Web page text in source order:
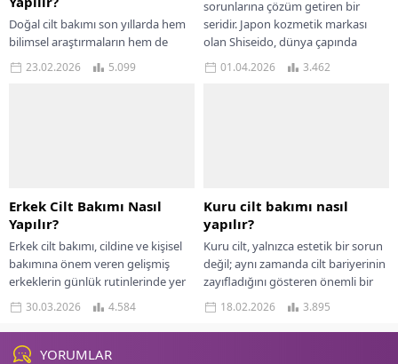
Doğal cilt bakımı son yıllarda hem
bilimsel araştırmaların hem de
kullanıcı deneyimlerinin odağında
yer almaktadır. Özellikle bitkisel
23.02.2026 5.099
sorunlarına çözüm getiren bir
seridir. Japon kozmetik markası
olan Shiseido, dünya çapında
kaliteli bir marka olarak...
01.04.2026 3.462
Erkek Cilt Bakımı Nasıl
Yapılır?
Erkek cilt bakımı, cildine ve kişisel
bakımına önem veren gelişmiş
erkeklerin günlük rutinlerinde yer
alır. Günlük cilt bakımı rutini,
günümüzde...
30.03.2026 4.584
Kuru cilt bakımı nasıl
yapılır?
Kuru cilt, yalnızca estetik bir sorun
değil; aynı zamanda cilt bariyerinin
zayıfladığını gösteren önemli bir
dermatolojik durumdur. Pullanma,
gerginlik hissi,...
18.02.2026 3.895
YORUMLAR